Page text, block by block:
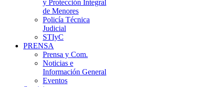
y Protección Integral
de Menores
Policía Técnica
Judicial
STIyC
PRENSA
Prensa y Com.
Noticias e
Información General
Eventos